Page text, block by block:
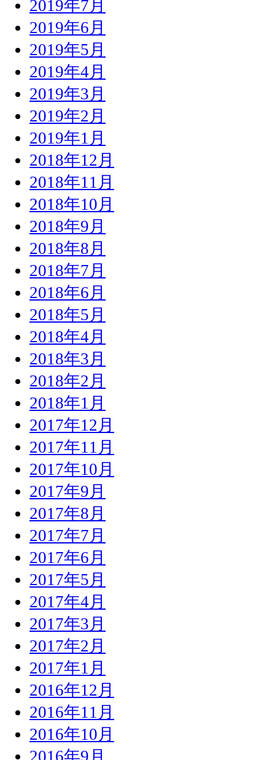
2019年7月
2019年6月
2019年5月
2019年4月
2019年3月
2019年2月
2019年1月
2018年12月
2018年11月
2018年10月
2018年9月
2018年8月
2018年7月
2018年6月
2018年5月
2018年4月
2018年3月
2018年2月
2018年1月
2017年12月
2017年11月
2017年10月
2017年9月
2017年8月
2017年7月
2017年6月
2017年5月
2017年4月
2017年3月
2017年2月
2017年1月
2016年12月
2016年11月
2016年10月
2016年9月